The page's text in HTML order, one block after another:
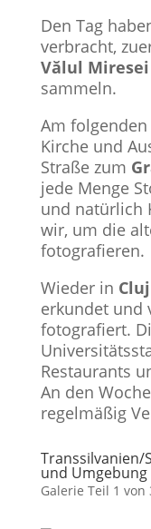
Den Tag
verbracht,
Vălul Miresei
sammeln.
Am
Kirche und
Straße zum
jede Menge
und natürlich
wir, um die
fotografieren.
Wieder in Cluj
erkundet und
fotografiert.
Restaurants
An den
regelmäßig
Transsilvanien/
und Umgebung
Galerie Teil 1 von